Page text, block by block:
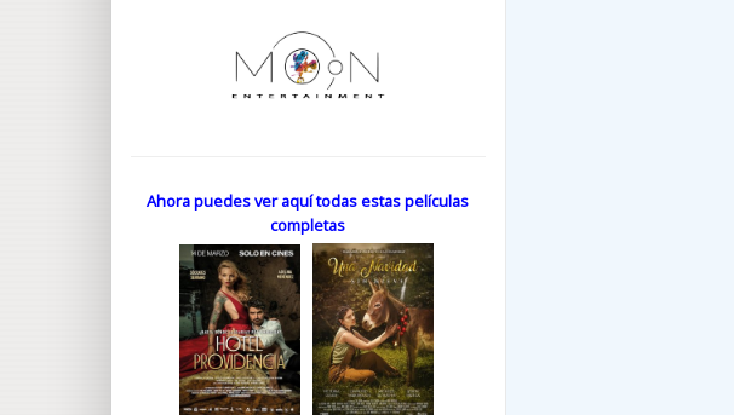
Ahora puedes ver aquí todas estas películas
completas